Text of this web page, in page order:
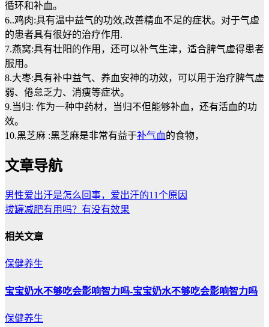
循环和补血。
6..鸡肉:具有温中益气的功效,改善精血不足的症状。对于气虚
的患者具有很好的治疗作用.
7.燕窝:具有壮阳的作用，还可以补气生津，适合脾气虚得患者
服用。
8.大枣:具有补中益气、养血安神的功效，可以用于治疗脾气虚
弱、倦怠乏力、消瘦等症状。
9.当归: 作为一种中药材，当归不但能够补血，还有活血的功
效。
10.黑芝麻 :黑芝麻是非常有益于补气血的食物，
文章导航
男性爱出汗是怎么回事，爱出汗的11个原因
拔罐减肥有用吗？有没有效果
相关文章
保健养生
宝宝奶水不够吃会影响智力吗-宝宝奶水不够吃会影响智力吗
保健养生